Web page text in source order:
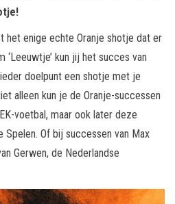
het enige echte Oranje shotje dat er
‘Leeuwtje’ kun jij het succes van
doelpunt een shotje met je
alleen kun je de Oranje-successen
voetbal, maar ook later deze
Of bij successen van Max
Gerwen, de Nederlandse